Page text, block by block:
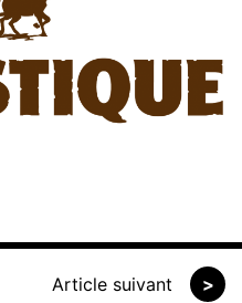
Article suivant >